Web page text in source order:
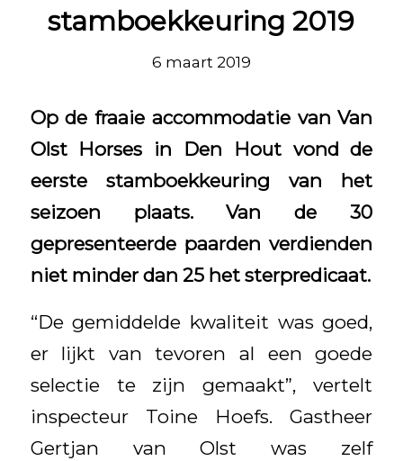
stamboekkeuring 2019
6 maart 2019
Op de fraaie accommodatie van Van
Olst Horses in Den Hout vond de
eerste stamboekkeuring van het
seizoen plaats. Van de 30
gepresenteerde paarden verdienden
niet minder dan 25 het sterpredicaat.
“De gemiddelde kwaliteit was goed,
er lijkt van tevoren al een goede
selectie te zijn gemaakt”, vertelt
inspecteur Toine Hoefs. Gastheer
Gertjan van Olst was zelf